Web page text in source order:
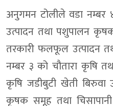
अनुगमन टोलीले वडा
उत्पादन तथा पशुपालन
तरकारी फलफूल उत्पादन
नम्बर ३ को चौतारा कृषि
कृषि जडीबुटी खेती बिरुवा
कृषक समूह तथा चिसापानी